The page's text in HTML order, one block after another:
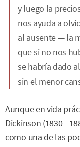
y luego la
nos ayuda a
al ausente — la
que si no nos
se habría dado
sin el menor
Aunque en vida
Dickinson (1830 -
como una de las